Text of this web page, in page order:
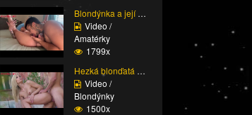
Blondýnka a její mokrý...
Video /
Amatérky
1799x
Hezká blonďatá holka s...
Video /
Blondýnky
1500x